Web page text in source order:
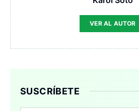
VER AL AUTOR
SUSCRÍBETE